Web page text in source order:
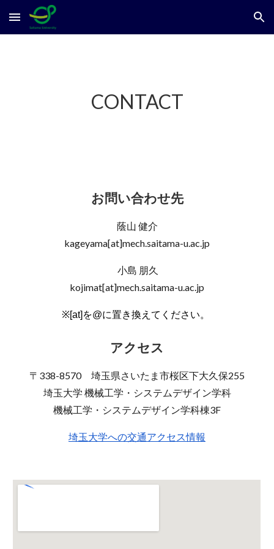
Skip to main content Skip to navigation
CONTACT
お問い合わせ先
蔭山 健介
kageyama[at]mech.saitama-u.ac.jp
小島 朋久
kojimat[at]mech.saitama-u.ac.jp
※[at]を@に置き換えてください。
アクセス
〒338-8570 埼玉県さいたま市桜区下大久保255
埼玉大学 機械工学・システムデザイン学科
機械工学・システムデザイン学科棟3F
埼玉大学への交通アクセス情報